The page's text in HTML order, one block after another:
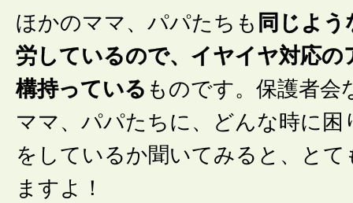
ほかのママ、パパたちも 同じよ
労しているので、イヤイヤ対応の
構持っている ものです。保護者会
ママ、パパたちに、どんな時に困
をしているか聞いてみると、とて
ますよ！